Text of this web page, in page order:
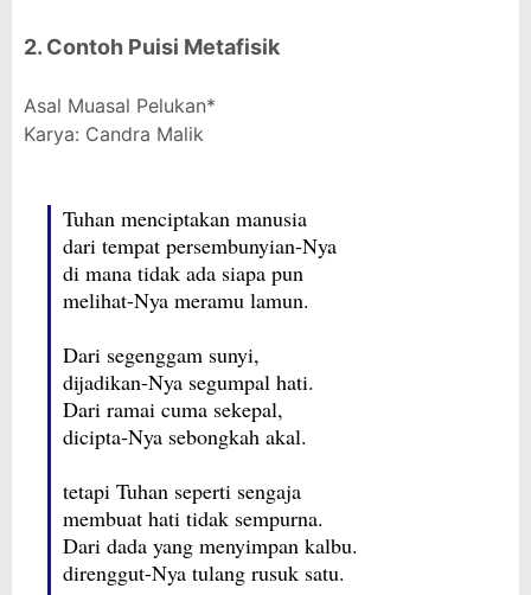
2. Contoh Puisi Metafisik
Asal Muasal Pelukan*
Karya: Candra Malik
Tuhan menciptakan manusia
dari tempat persembunyian-Nya
di mana tidak ada siapa pun
melihat-Nya meramu lamun.
Dari segenggam sunyi,
dijadikan-Nya segumpal hati.
Dari ramai cuma sekepal,
dicipta-Nya sebongkah akal.
tetapi Tuhan seperti sengaja
membuat hati tidak sempurna.
Dari dada yang menyimpan kalbu.
direnggut-Nya tulang rusuk satu.